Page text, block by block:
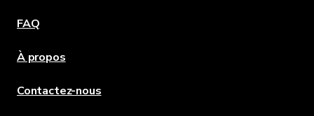
FAQ
À propos
Contactez-nous